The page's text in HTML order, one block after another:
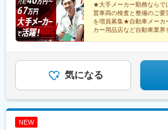
高知【九州・沖縄】福岡、熊本、佐賀
崎、沖縄★マイカー通勤OK、駐車場完
／月給45万円◆600万円／メーカーリ
給50万円◆720万円／メーカーリコー
万円
★大手メーカー勤務なら
置車両の検査と整備のご要
を増員募集★自動車メーカ
カー用品店など自動車業界
気になる
NEW